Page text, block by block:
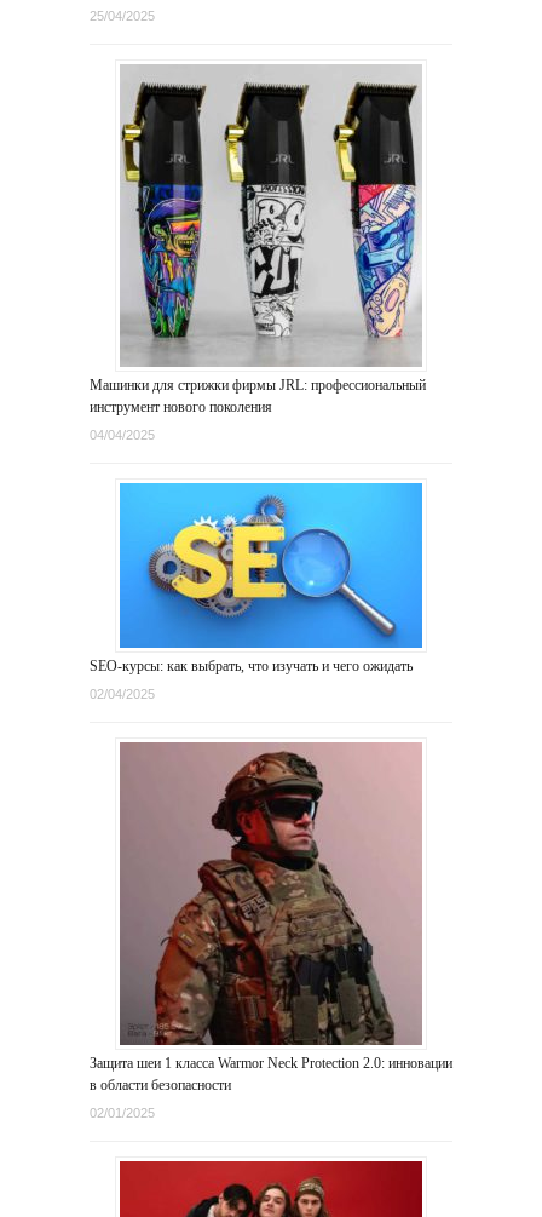
25/04/2025
Машинки для стрижки фирмы JRL: профессиональный
инструмент нового поколения
04/04/2025
SEO-курсы: как выбрать, что изучать и чего ожидать
02/04/2025
Защита шеи 1 класса Warmor Neck Protection 2.0: инновации
в области безопасности
02/01/2025